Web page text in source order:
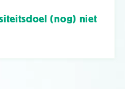
(nog) niet